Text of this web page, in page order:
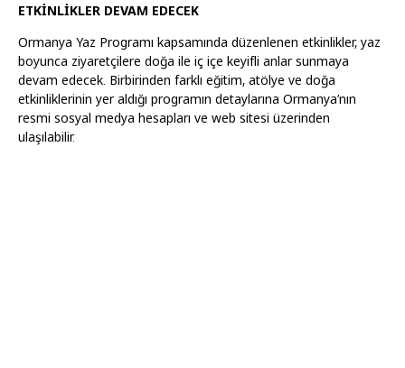
ETKİNLİKLER DEVAM EDECEK
Ormanya Yaz Programı kapsamında düzenlenen etkinlikler, yaz
boyunca ziyaretçilere doğa ile iç içe keyifli anlar sunmaya
devam edecek. Birbirinden farklı eğitim, atölye ve doğa
etkinliklerinin yer aldığı programın detaylarına Ormanya’nın
resmi sosyal medya hesapları ve web sitesi üzerinden
ulaşılabilir.